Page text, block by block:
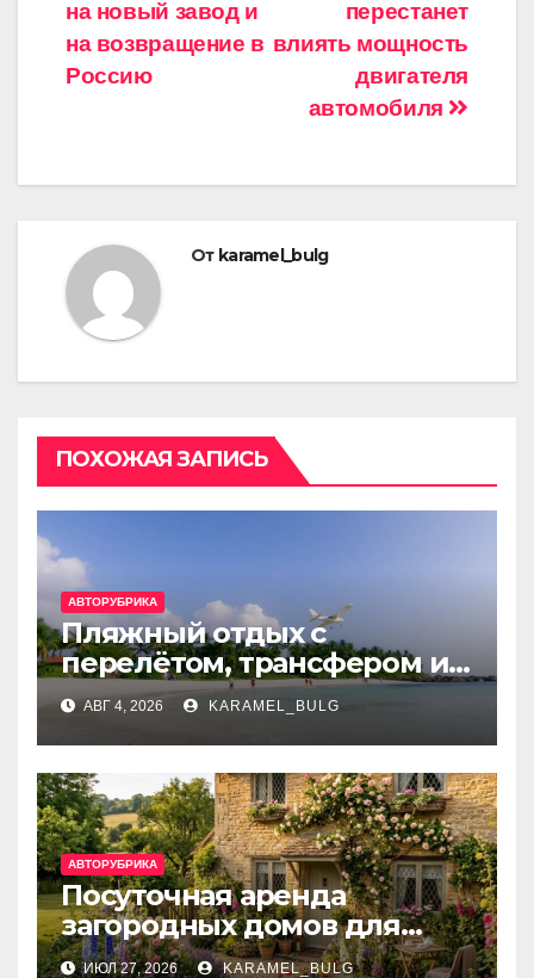
записям
перестанет
влиять мощность
двигателя
автомобиля
на новый завод и
на возвращение в
Россию
От karamel_bulg
ПОХОЖАЯ ЗАПИСЬ
АВТОРУБРИКА
Пляжный отдых с
перелётом, трансфером и
отелем на Мальдивах, в
Турции, Греции, Таиланде
и Европе
АВГ 4, 2026 KARAMEL_BULG
АВТОРУБРИКА
Посуточная аренда
загородных домов для
отдыха
ИЮЛ 27, 2026 KARAMEL_BULG